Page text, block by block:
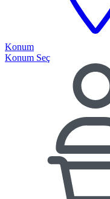
Konum
Konum Seç